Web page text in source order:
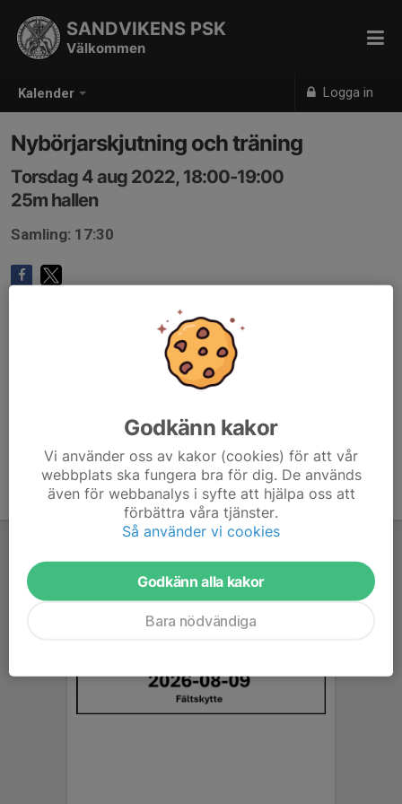
Kalender Logga in
SANDVIKENS PSK
Välkommen
Nybörjarskjutning och träning
Torsdag 4 aug 2022, 18:00-19:00
25m hallen
Samling: 17:30
Godkänn kakor
Vi använder oss av kakor (cookies) för att vår
webbplats ska fungera bra för dig. De används
även för webbanalys i syfte att hjälpa oss att
förbättra våra tjänster.
Så använder vi cookies
Godkänn alla kakor
Bara nödvändiga